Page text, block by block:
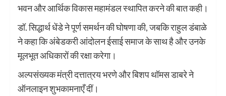
भवन और आर्थिक विकास महामंडल स्थापित करने की बात कही।
डॉ. सिद्धार्थ धेंडे ने पूर्ण समर्थन की घोषणा की, जबकि राहुल डंबाळे
ने कहा कि अंबेडकरी आंदोलन ईसाई समाज के साथ है और उनके
मूलभूत अधिकारों की रक्षा करेगा।
अल्पसंख्यक मंत्री दत्तात्रय भरणे और बिशप थॉमस डाबरे ने
ऑनलाइन शुभकामनाएँ दीं।